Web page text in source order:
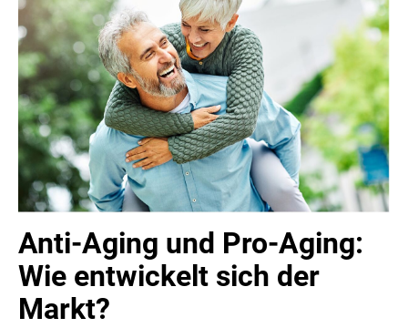
Anti-Aging und Pro-Aging:
Wie entwickelt sich der
Markt?